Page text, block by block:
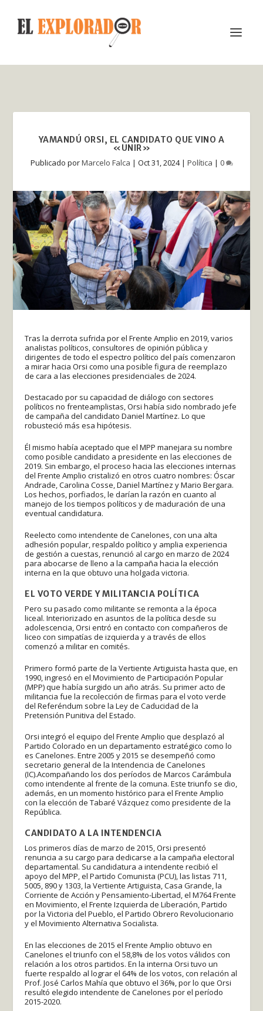
YAMANDÚ ORSI, EL CANDIDATO QUE VINO A
«UNIR»
Publicado porMarcelo Falca | Oct 31, 2024| Política | 0
Tras la derrota sufrida por el Frente Amplio en 2019, varios
analistas políticos, consultores de opinión pública y
dirigentes de todo el espectro político del país comenzaron
a mirar hacia Orsi como una posible figura de reemplazo
de cara a las elecciones presidenciales de 2024.
Destacado por su capacidad de diálogo con sectores
políticos no frenteamplistas, Orsi había sido nombrado jefe
de campaña del candidato Daniel Martínez. Lo que
robusteció más esa hipótesis.
Él mismo había aceptado que el MPP manejara su nombre
como posible candidato a presidente en las elecciones de
2019. Sin embargo, el proceso hacia las elecciones internas
del Frente Amplio cristalizó en otros cuatro nombres: Óscar
Andrade, Carolina Cosse, Daniel Martínez y Mario Bergara.
Los hechos, porfiados, le darían la razón en cuanto al
manejo de los tiempos políticos y de maduración de una
eventual candidatura.
Reelecto como intendente de Canelones, con una alta
adhesión popular, respaldo político y amplia experiencia
de gestión a cuestas, renunció al cargo en marzo de 2024
para abocarse de lleno a la campaña hacia la elección
interna en la que obtuvo una holgada victoria.
EL VOTO VERDE Y MILITANCIA POLÍTICA
Pero su pasado como militante se remonta a la época
liceal. Interiorizado en asuntos de la política desde su
adolescencia, Orsi entró en contacto con compañeros de
liceo con simpatías de izquierda y a través de ellos
comenzó a militar en comités.
Primero formó parte de la Vertiente Artiguista hasta que, en
1990, ingresó en el Movimiento de Participación Popular
(MPP) que había surgido un año atrás. Su primer acto de
militancia fue la recolección de firmas para el voto verde
del Referéndum sobre la Ley de Caducidad de la
Pretensión Punitiva del Estado.
Orsi integró el equipo del Frente Amplio que desplazó al
Partido Colorado en un departamento estratégico como lo
es Canelones. Entre 2005 y 2015 se desempeñó como
secretario general de la Intendencia de Canelones
(IC).Acompañando los dos períodos de Marcos Carámbula
como intendente al frente de la comuna. Este triunfo se dio,
además, en un momento histórico para el Frente Amplio
con la elección de Tabaré Vázquez como presidente de la
República.
CANDIDATO A LA INTENDENCIA
Los primeros días de marzo de 2015, Orsi presentó
renuncia a su cargo para dedicarse a la campaña electoral
departamental. Su candidatura a intendente recibió el
apoyo del MPP, el Partido Comunista (PCU), las listas 711,
5005, 890 y 1303, la Vertiente Artiguista, Casa Grande, la
Corriente de Acción y Pensamiento-Libertad, el M764 Frente
en Movimiento, el Frente Izquierda de Liberación, Partido
por la Victoria del Pueblo, el Partido Obrero Revolucionario
y el Movimiento Alternativa Socialista.
En las elecciones de 2015 el Frente Amplio obtuvo en
Canelones el triunfo con el 58,8% de los votos válidos con
relación a los otros partidos. En la interna Orsi tuvo un
fuerte respaldo al lograr el 64% de los votos, con relación al
Prof. José Carlos Mahía que obtuvo el 36%, por lo que Orsi
resultó elegido intendente de Canelones por el período
2015-2020.